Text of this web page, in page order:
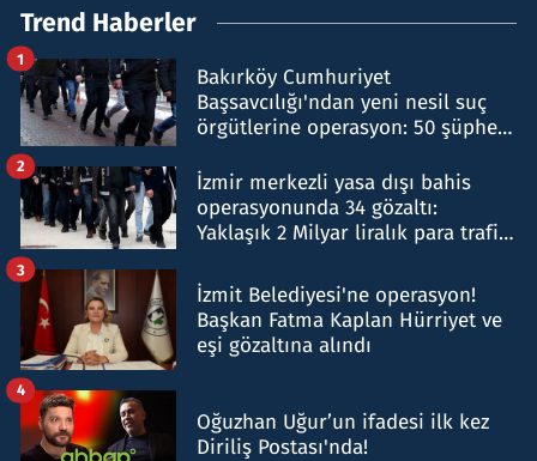
Trend Haberler
Bakırköy Cumhuriyet
Başsavcılığı'ndan yeni nesil suç
örgütlerine operasyon: 50 şüpheli
1
İzmir merkezli yasa dışı bahis
operasyonunda 34 gözaltı:
Yaklaşık 2 Milyar liralık para trafiği
2
İzmit Belediyesi'ne operasyon!
Başkan Fatma Kaplan Hürriyet ve
eşi gözaltına alındı
3
Oğuzhan Uğur’un ifadesi ilk kez
Diriliş Postası'nda!
4